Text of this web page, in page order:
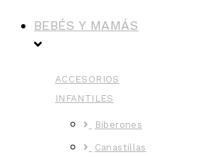
BEBÉS Y MAMÁS
ACCESORIOS
INFANTILES
Biberones
Canastillas